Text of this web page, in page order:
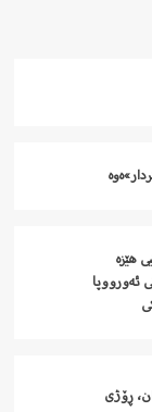
هێزە
ئەورووپا
٣١ی جۆزەردان، ڕۆژی